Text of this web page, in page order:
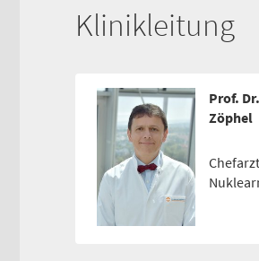
Klinikleitung
Prof.
Zöphel